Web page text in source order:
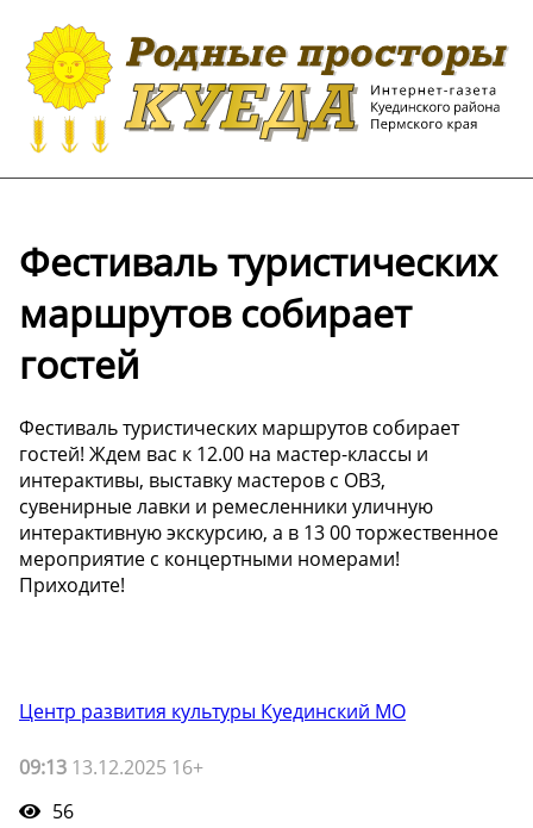
Фестиваль туристических
маршрутов собирает
гостей
Фестиваль туристических маршрутов собирает
гостей! Ждем вас к 12.00 на мастер-классы и
интерактивы, выставку мастеров с ОВЗ,
сувенирные лавки и ремесленники уличную
интерактивную экскурсию, а в 13 00 торжественное
мероприятие с концертными номерами!
Приходите!
Центр развития культуры Куединский МО
09:13 13.12.2025 16+
56